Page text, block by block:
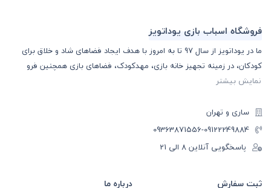
فروشگاه اسباب بازی یوداتویز
ما در یوداتویز از سال 97 تا به امروز با هدف ایجاد فضاهای شاد و خلاق برای
کودکان، در زمینه تجهیز خانه بازی، مهدکودک، فضاهای بازی همچنین فرو
نمایش بیشتر
ساری و تهران
09122249884
-09363871556
پاسخگویی آنلاین 8 الی 21
ثبت سفارش درباره ما